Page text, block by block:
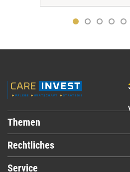
Themen
Rechtliches
Service